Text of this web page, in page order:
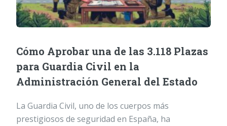
Cómo Aprobar una de las 3.118 Plazas
para Guardia Civil en la
Administración General del Estado
La Guardia Civil, uno de los cuerpos más
prestigiosos de seguridad en España, ha